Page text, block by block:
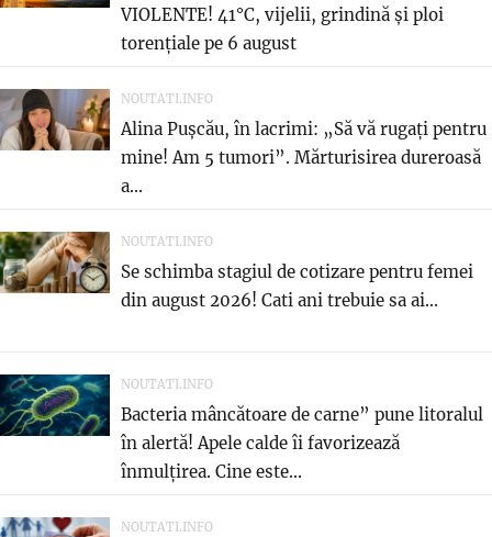
VIOLENTE! 41°C, vijelii, grindină și ploi
torențiale pe 6 august
NOUTATI.INFO
Alina Pușcău, în lacrimi: „Să vă rugați pentru
mine! Am 5 tumori”. Mărturisirea dureroasă
a...
NOUTATI.INFO
Se schimba stagiul de cotizare pentru femei
din august 2026! Cati ani trebuie sa ai...
NOUTATI.INFO
Bacteria mâncătoare de carne” pune litoralul
în alertă! Apele calde îi favorizează
înmulțirea. Cine este...
NOUTATI.INFO